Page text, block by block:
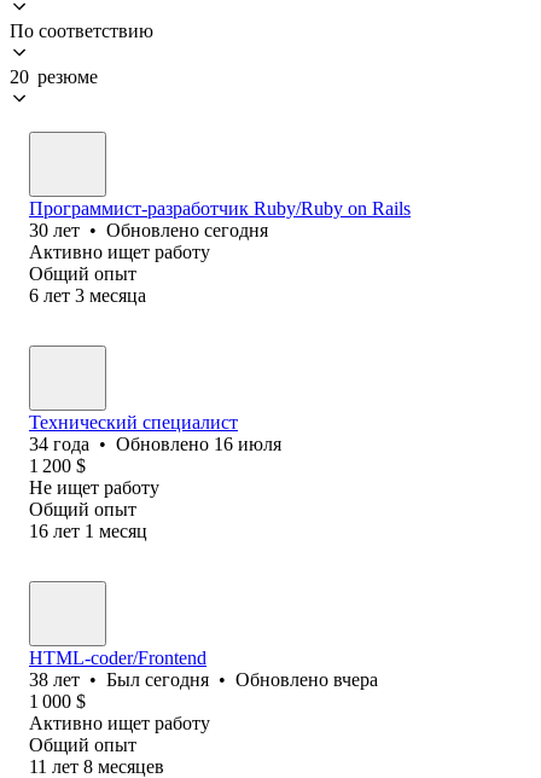
По соответствию
20 резюме
Программист-разработчик Ruby/Ruby on Rails
30 лет • Обновлено сегодня
Активно ищет работу
Общий опыт
6 лет 3 месяца
Технический специалист
34 года • Обновлено 16 июля
1 200 $
Не ищет работу
Общий опыт
16 лет 1 месяц
HTML-coder/Frontend
38 лет • Был сегодня • Обновлено вчера
1 000 $
Активно ищет работу
Общий опыт
11 лет 8 месяцев